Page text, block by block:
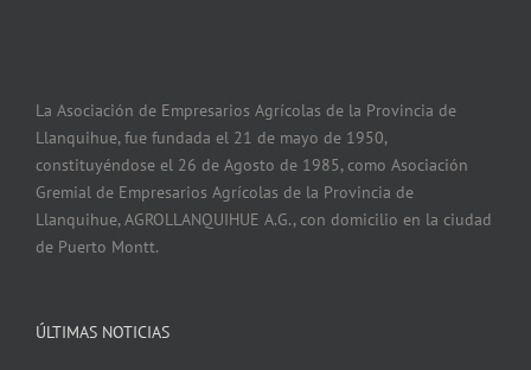
La Asociación de Empresarios Agrícolas de la Provincia de
Llanquihue, fue fundada el 21 de mayo de 1950,
constituyéndose el 26 de Agosto de 1985, como Asociación
Gremial de Empresarios Agrícolas de la Provincia de
Llanquihue, AGROLLANQUIHUE A.G., con domicilio en la ciudad
de Puerto Montt.
ÚLTIMAS NOTICIAS